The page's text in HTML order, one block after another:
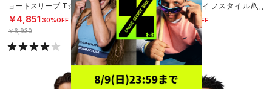
ョートスリーブ Tシャツ（ライフス
タイル/MEN）
￥4,851 30%OFF
￥6,930
ブ Tシャツ（ライフスタイル/ME
N）
￥3,08030%OFF
￥4,400